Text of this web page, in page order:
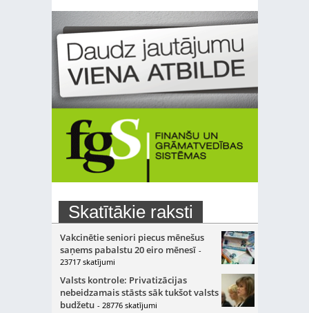
Skatītākie raksti
Vakcinētie seniori piecus mēnešus
saņems pabalstu 20 eiro mēnesī -
23717 skatījumi
Valsts kontrole: Privatizācijas
nebeidzamais stāsts sāk tukšot valsts
budžetu - 28776 skatījumi